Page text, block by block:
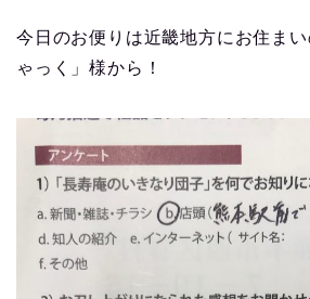
今日のお便りは近畿地方にお住ま
ゃっく」様から！